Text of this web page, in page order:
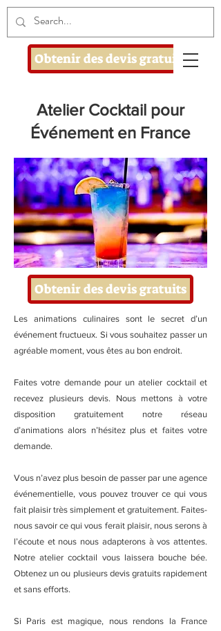
Obtenir des devis gratuits
Atelier Cocktail pour
Événement en France
Obtenir des devis gratuits
Les animations culinaires sont le secret d’un
événement fructueux. Si vous souhaitez passer un
agréable moment, vous êtes au bon endroit.
Faites votre demande pour un atelier cocktail et
recevez plusieurs devis. Nous mettons à votre
disposition gratuitement notre réseau
d’animations alors n’hésitez plus et faites votre
demande.
Vous n’avez plus besoin de passer par une agence
événementielle, vous pouvez trouver ce qui vous
fait plaisir très simplement et gratuitement. Faites-
nous savoir ce qui vous ferait plaisir, nous serons à
l’écoute et nous nous adapterons à vos attentes.
Notre atelier cocktail vous laissera bouche bée.
Obtenez un ou plusieurs devis gratuits rapidement
et sans efforts.
Si Paris est magique, nous rendons la France